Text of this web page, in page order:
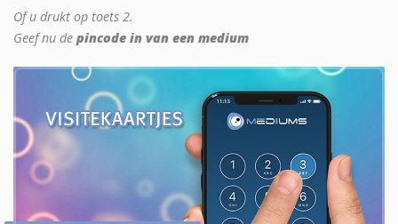
Of u drukt op toets 2.
Geef nu de pincode in van een medium